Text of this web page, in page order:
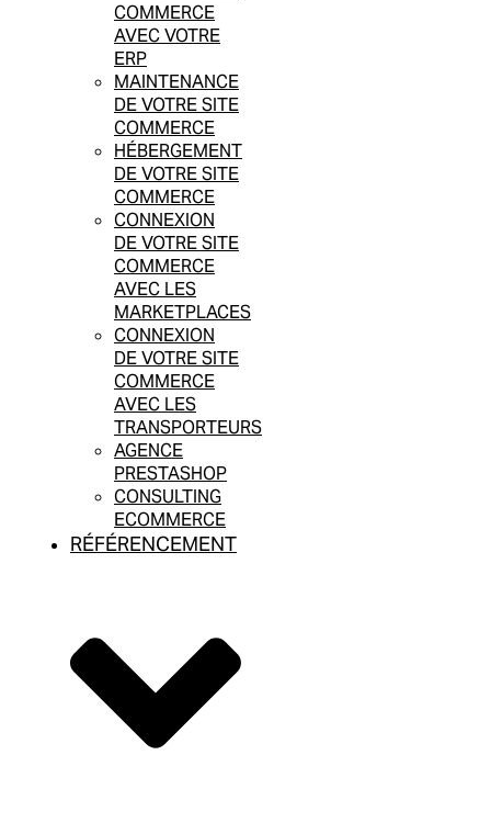
COMMERCE
AVEC VOTRE
ERP
MAINTENANCE
DE VOTRE SITE
COMMERCE
HÉBERGEMENT
DE VOTRE SITE
COMMERCE
CONNEXION
DE VOTRE SITE
COMMERCE
AVEC LES
MARKETPLACES
CONNEXION
DE VOTRE SITE
COMMERCE
AVEC LES
TRANSPORTEURS
AGENCE
PRESTASHOP
CONSULTING
ECOMMERCE
RÉFÉRENCEMENT